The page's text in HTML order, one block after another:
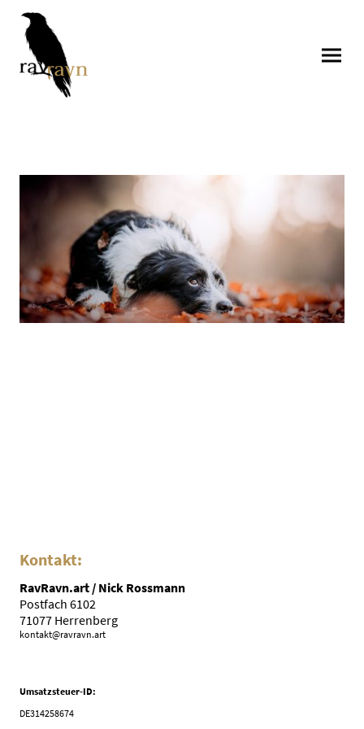
Kontakt:
RavRavn.art / Nick Rossmann
Postfach 6102
71077 Herrenberg
kontakt@ravravn.art
Umsatzsteuer-ID:
DE314258674